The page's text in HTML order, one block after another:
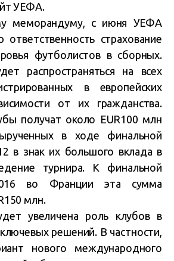
УЕФА.
меморандуму, с июня УЕФА
страхование
футболистов в сборных.
распространяться на всех
в европейских
от их гражданства.
получат около EUR100 млн
в ходе финальной
в знак их большого вклада в
турнира. К финальной
во Франции эта сумма
млн.
увеличена роль клубов в
решений. В частности,
нового международного